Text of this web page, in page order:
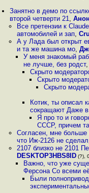
Занятно в демо по
второй четверти 21,
Все претензии к
автомобилей и зап,
А у Лада был открыт
и та же машина мо,
У меня знакомый
не лучше, без родст,
Скрыто
Скрыто
Скрыто
Котик, ты описал
сокращают Даже в
Я про то и
СССР, причем
Согласен, мне
что Иж-2126 не сделал
2107 близко не 2101
DESKTOP3HBS8ID(?),
Важно, что уже
Ферсона Со всеми
Были